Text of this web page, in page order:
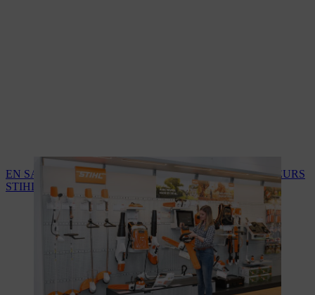
EN SAVOIR PLUS SUR LES SERVICES DES REVENDEURS
STIHL